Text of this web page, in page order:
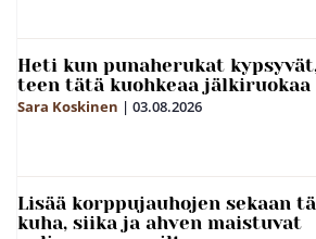
Heti kun punaherukat
teen tätä kuohkeaa jälkiruokaa
Sara Koskinen | 03.08.2026
Lisää korppujauhojen sekaan
kuha, siika ja ahven maistuvat